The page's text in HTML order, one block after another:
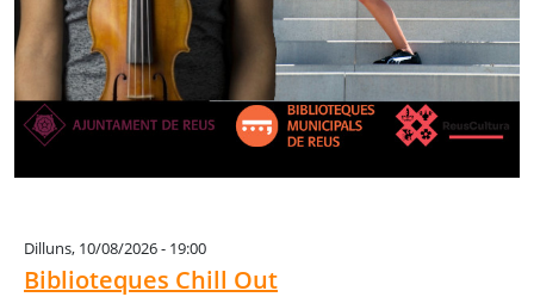
Dilluns, 10/08/2026 - 19:00
Biblioteques Chill Out